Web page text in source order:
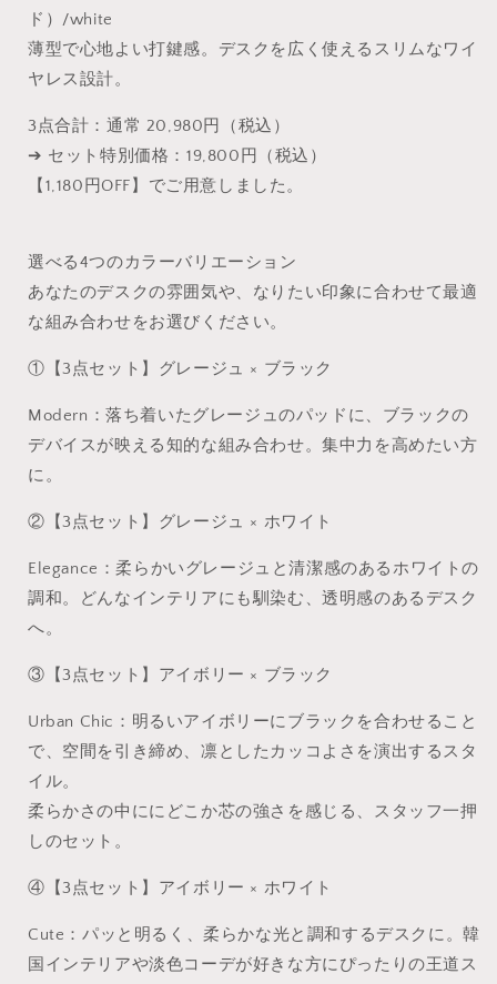
ド）/white
薄型で心地よい打鍵感。デスクを広く使えるスリムなワイ
ヤレス設計。
3点合計：通常 20,980円（税込）
➔ セット特別価格：19,800円（税込）
【1,180円OFF】でご用意しました。
選べる4つのカラーバリエーション
あなたのデスクの雰囲気や、なりたい印象に合わせて最適
な組み合わせをお選びください。
①【3点セット】グレージュ × ブラック
Modern：落ち着いたグレージュのパッドに、ブラックの
デバイスが映える知的な組み合わせ。集中力を高めたい方
に。
②【3点セット】グレージュ × ホワイト
Elegance：柔らかいグレージュと清潔感のあるホワイトの
調和。どんなインテリアにも馴染む、透明感のあるデスク
へ。
③【3点セット】アイボリー × ブラック
Urban Chic：明るいアイボリーにブラックを合わせること
で、空間を引き締め、凛としたカッコよさを演出するスタ
イル。
柔らかさの中ににどこか芯の強さを感じる、スタッフ一押
しのセット。
④【3点セット】アイボリー × ホワイト
Cute：パッと明るく、柔らかな光と調和するデスクに。韓
国インテリアや淡色コーデが好きな方にぴったりの王道ス